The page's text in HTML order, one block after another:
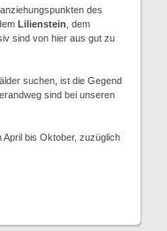
des
Lilienstein , dem
sind von hier aus gut zu
suchen, ist die Gegend
sind bei unseren
April bis Oktober, zuzüglich